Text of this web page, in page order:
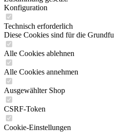
Konfiguration
Technisch erforderlich
Diese Cookies sind für die
Alle Cookies ablehnen
Alle Cookies annehmen
Ausgewählter Shop
CSRF-Token
Cookie-Einstellungen